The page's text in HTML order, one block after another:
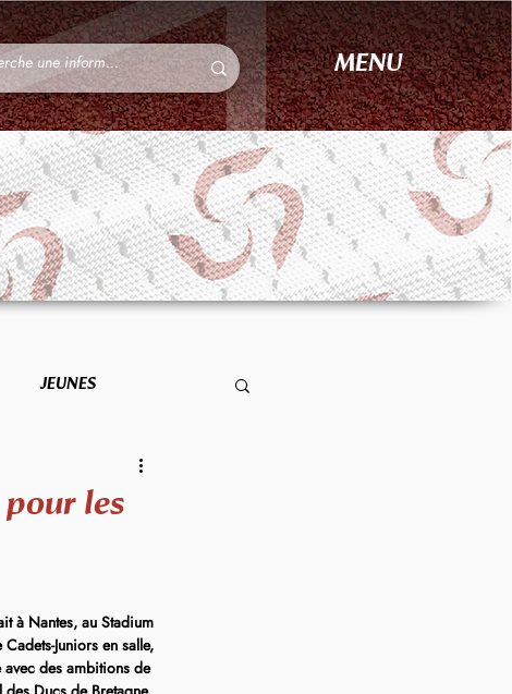
MENU
JEUNES
pour les
à Nantes, au Stadium
Juniors en salle,
des ambitions de